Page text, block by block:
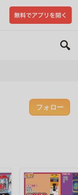
フォロー